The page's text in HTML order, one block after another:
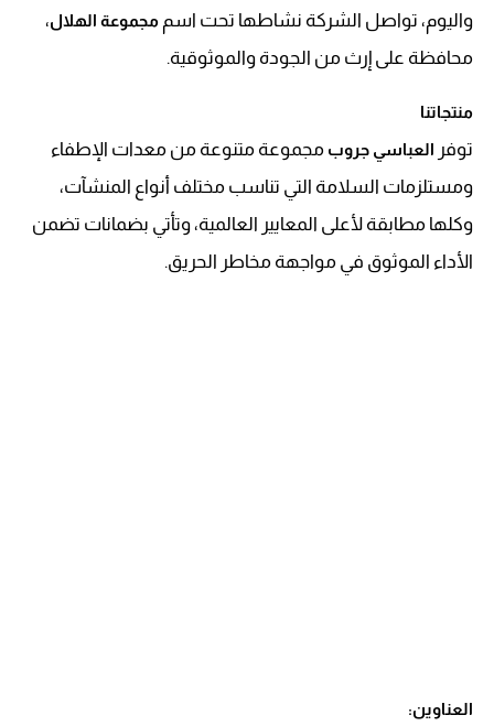
واليوم، تواصل الشركة نشاطها تحت اسم مجموعة الهلال،
محافظة على إرث من الجودة والموثوقية.
منتجاتنا
توفر العباسي جروب مجموعة متنوعة من معدات الإطفاء
ومستلزمات السلامة التي تناسب مختلف أنواع المنشآت،
وكلها مطابقة لأعلى المعايير العالمية، وتأتي بضمانات تضمن
الأداء الموثوق في مواجهة مخاطر الحريق.
العناوين: